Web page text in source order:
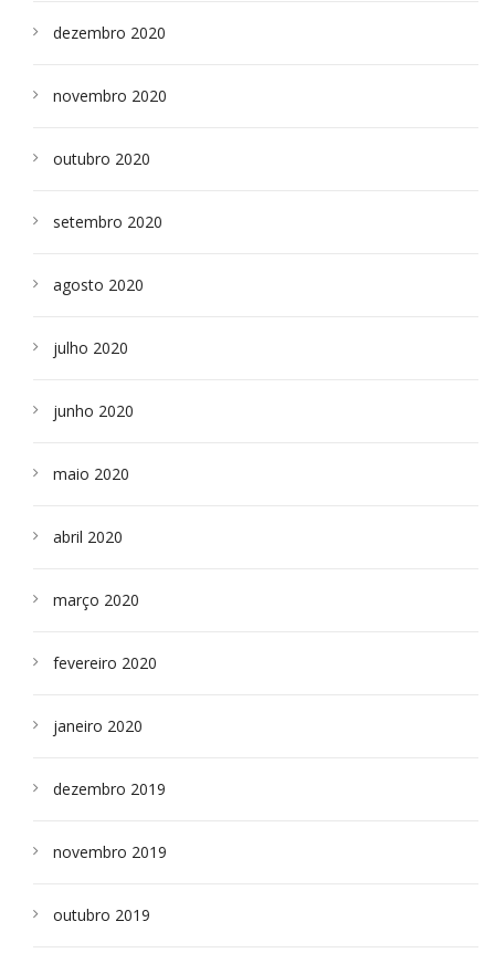
dezembro 2020
novembro 2020
outubro 2020
setembro 2020
agosto 2020
julho 2020
junho 2020
maio 2020
abril 2020
março 2020
fevereiro 2020
janeiro 2020
dezembro 2019
novembro 2019
outubro 2019